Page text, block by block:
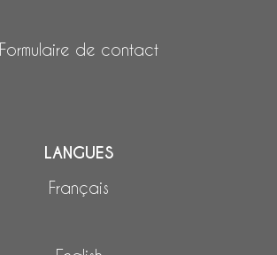
Formulaire de contact
LANGUES
Français